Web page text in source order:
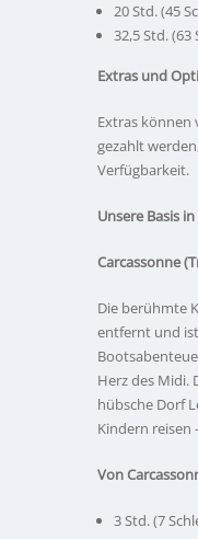
20 Std. (45
32,5 Std.
Extras und
Extras können
gezahlt
Verfügbarkeit.
Unsere Basis
Carcassonne
Die berühmte
entfernt und
Herz des Midi.
hübsche Dorf
Kindern reisen
Von
3 Std. (7